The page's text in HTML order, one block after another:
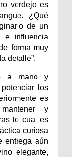
verdejo es
¿Qué
de un
e influencia
forma muy
detalle”.
a mano y
los
es
y
lo cual es
curiosa
entrega aún
elegante,